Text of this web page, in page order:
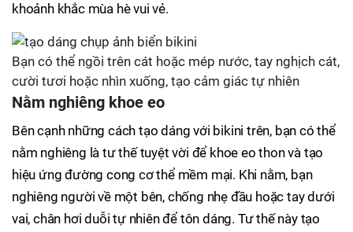
khoảnh khắc mùa hè vui vẻ.
Bạn có thể ngồi trên cát hoặc mép nước, tay nghịch cát,
cười tươi hoặc nhìn xuống, tạo cảm giác tự nhiên
Nằm nghiêng khoe eo
Bên cạnh những cách tạo dáng với bikini trên, bạn có thể
nằm nghiêng là tư thế tuyệt vời để khoe eo thon và tạo
hiệu ứng đường cong cơ thể mềm mại. Khi nằm, bạn
nghiêng người về một bên, chống nhẹ đầu hoặc tay dưới
vai, chân hơi duỗi tự nhiên để tôn dáng. Tư thế này tạo